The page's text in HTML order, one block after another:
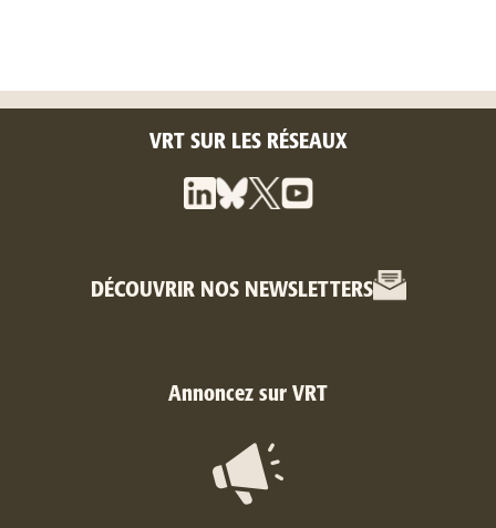
VRT SUR LES RÉSEAUX
DÉCOUVRIR NOS NEWSLETTERS
Annoncez sur VRT